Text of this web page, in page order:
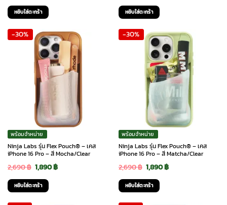
price
was:
2,690 ฿.2,285 ฿.
หยิบใส่ตะกร้า
price
was:
2,690 ฿.2,420 ฿.
หยิบใส่ตะกร้า
-30%
พร้อมจำหน่าย
Ninja Labs รุ่น Flex Pouch® – เคส
iPhone 16 Pro – สี Mocha/Clear
2,690฿ Original
price
was:
1,890฿Current
หยิบใส่ตะกร้า
-30%
พร้อมจำหน่าย
Ninja Labs รุ่น Flex Pouch® – เคส
iPhone 16 Pro – สี Matcha/Clear
2,690฿ Original
price
was:
1,890฿Current
หยิบใส่ตะกร้า